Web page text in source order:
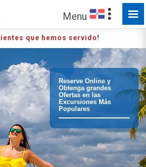
Menu
que hemos servido!
Reserve Online y
Obtenga grandes
Ofertas en las
Excursiones Más
Populares